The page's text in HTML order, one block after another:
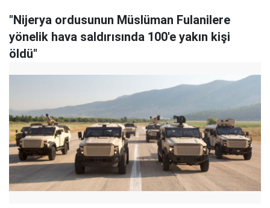
"Nijerya ordusunun Müslüman Fulanilere
yönelik hava saldırısında 100'e yakın kişi
öldü"